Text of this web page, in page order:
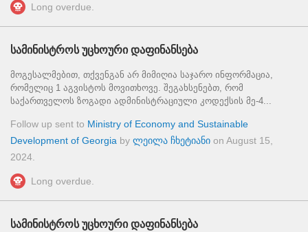
Long overdue.
სამინისტროს უცხოური დაფინანსება
მოგესალმებით, თქვენგან არ მიმიღია საჯარო ინფორმაცია,
რომელიც 1 აგვისტოს მოვითხოვე. შეგახსენებთ, რომ
საქართველოს ზოგადი ადმინისტრაციული კოდექსის მე-4...
Follow up sent to Ministry of Economy and Sustainable
Development of Georgia by ლეილა ჩხეტიანი on August 15,
2024
Long overdue.
სამინისტროს უცხოური დაფინანსება